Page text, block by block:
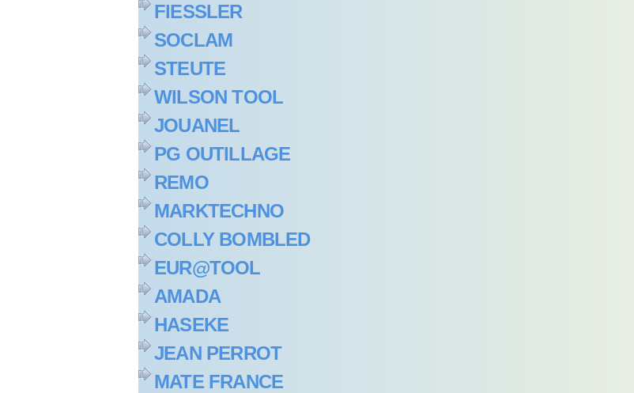
FIESSLER
SOCLAM
STEUTE
WILSON TOOL
JOUANEL
PG OUTILLAGE
REMO
MARKTECHNO
COLLY BOMBLED
EUR@TOOL
AMADA
HASEKE
JEAN PERROT
MATE FRANCE